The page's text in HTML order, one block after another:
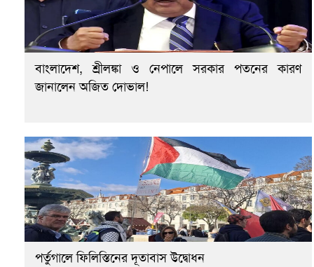
বাংলাদেশ, শ্রীলঙ্কা ও নেপালে সরকার পতনের কারণ
জানালেন অজিত দোভাল!
পর্তুগালে ফিলিস্তিনের দূতাবাস উদ্বোধন